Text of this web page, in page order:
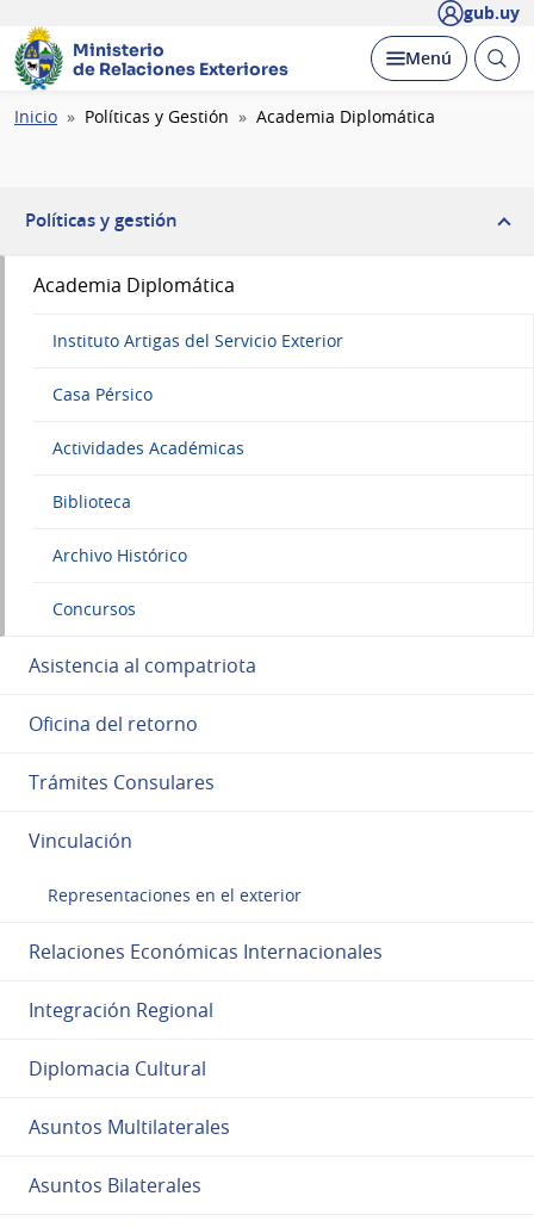
gub.uy
Ministerio
de Relaciones Exteriores
Desplegar
Menú Abrir
Ruta
Inicio Políticas y Gestión Academia Diplomática
Políticas y gestión
Academia Diplomática
Instituto Artigas del Servicio Exterior
Casa Pérsico
Actividades Académicas
Biblioteca
Archivo Histórico
Concursos
Asistencia al compatriota
Oficina del retorno
Trámites Consulares
Vinculación
Representaciones en el exterior
Relaciones Económicas Internacionales
Integración Regional
Diplomacia Cultural
Asuntos Multilaterales
Asuntos Bilaterales